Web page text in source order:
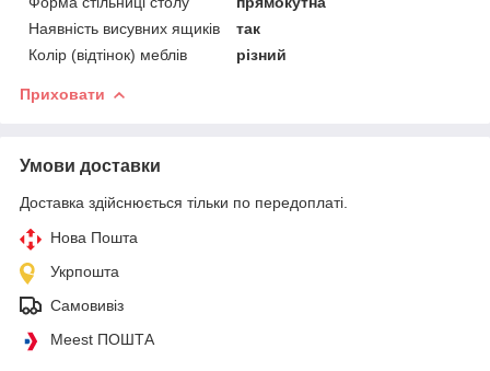
Наявність висувних ящиків
так
Колір (відтінок) меблів
різний
Приховати
Умови доставки
Доставка здійснюється тільки по передоплаті.
Нова Пошта
Укрпошта
Самовивіз
Meest ПОШТА